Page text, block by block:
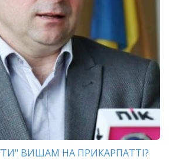
ВИШАМ НА ПРИКАРПАТТІ?